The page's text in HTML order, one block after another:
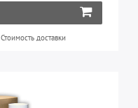
Стоимость доставки